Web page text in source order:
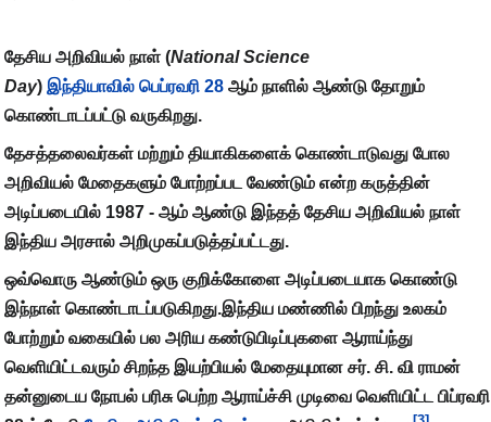
தேசிய அறிவியல் நாள் (National Science
Day) இந்தியாவில் பெப்ரவரி 28 ஆம் நாளில் ஆண்டு தோறும்
கொண்டாடப்பட்டு வருகிறது.
தேசத்தலைவர்கள் மற்றும் தியாகிகளைக் கொண்டாடுவது போல
அறிவியல் மேதைகளும் போற்றப்பட வேண்டும் என்ற கருத்தின்
அடிப்படையில் 1987 - ஆம் ஆண்டு இந்தத் தேசிய அறிவியல் நாள்
இந்திய அரசால் அறிமுகப்படுத்தப்பட்டது.
ஒவ்வொரு ஆண்டும் ஒரு குறிக்கோளை அடிப்படையாக கொண்டு
இந்நாள் கொண்டாடப்படுகிறது.இந்திய மண்ணில் பிறந்து உலகம்
போற்றும் வகையில் பல அரிய கண்டுபிடிப்புகளை ஆராய்ந்து
வெளியிட்டவரும் சிறந்த இயற்பியல் மேதையுமான சர். சி. வி ராமன்
தன்னுடைய நோபல் பரிசு பெற்ற ஆராய்ச்சி முடிவை வெளியிட்ட பிப்ரவரி